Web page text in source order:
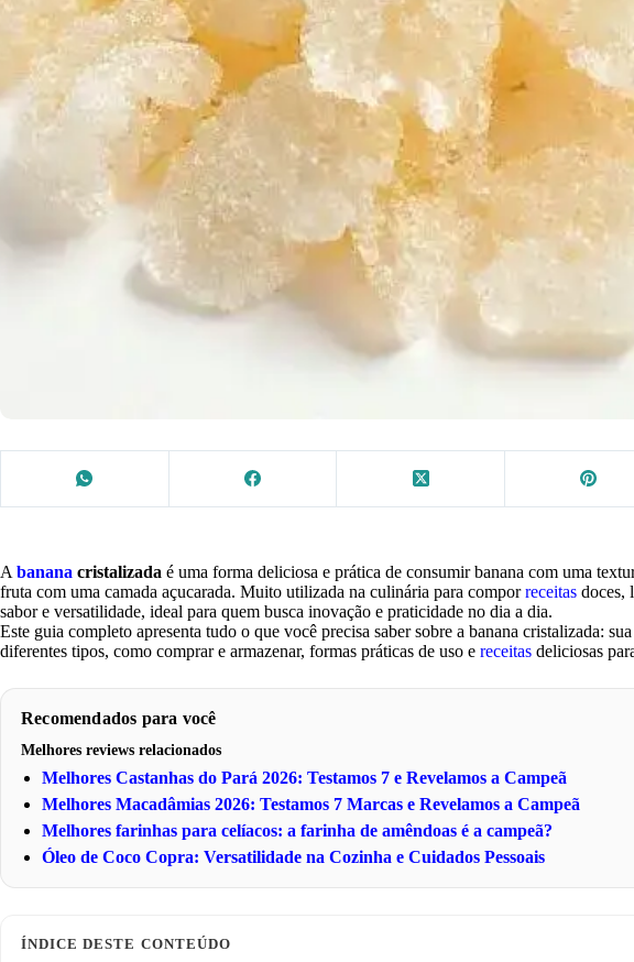
A banana cristalizada é uma forma deliciosa e prática de consumir banana com uma
fruta com uma camada açucarada. Muito utilizada na culinária para comporreceitas doces,
sabor e versatilidade, ideal para quem busca inovação e praticidade no dia a dia.
Este guia completo apresenta tudo o que você precisa saber sobre a banana cristalizada:
diferentes tipos, como comprar e armazenar, formas práticas de uso e receitas deliciosas
Recomendados para você
Melhores reviews relacionados
Melhores Castanhas do Pará 2026: Testamos 7 e Revelamos a Campeã
Melhores Macadâmias 2026: Testamos 7 Marcas e Revelamos a Campeã
Melhores farinhas para celíacos: a farinha de amêndoas é a campeã?
Óleo de Coco Copra: Versatilidade na Cozinha e Cuidados Pessoais